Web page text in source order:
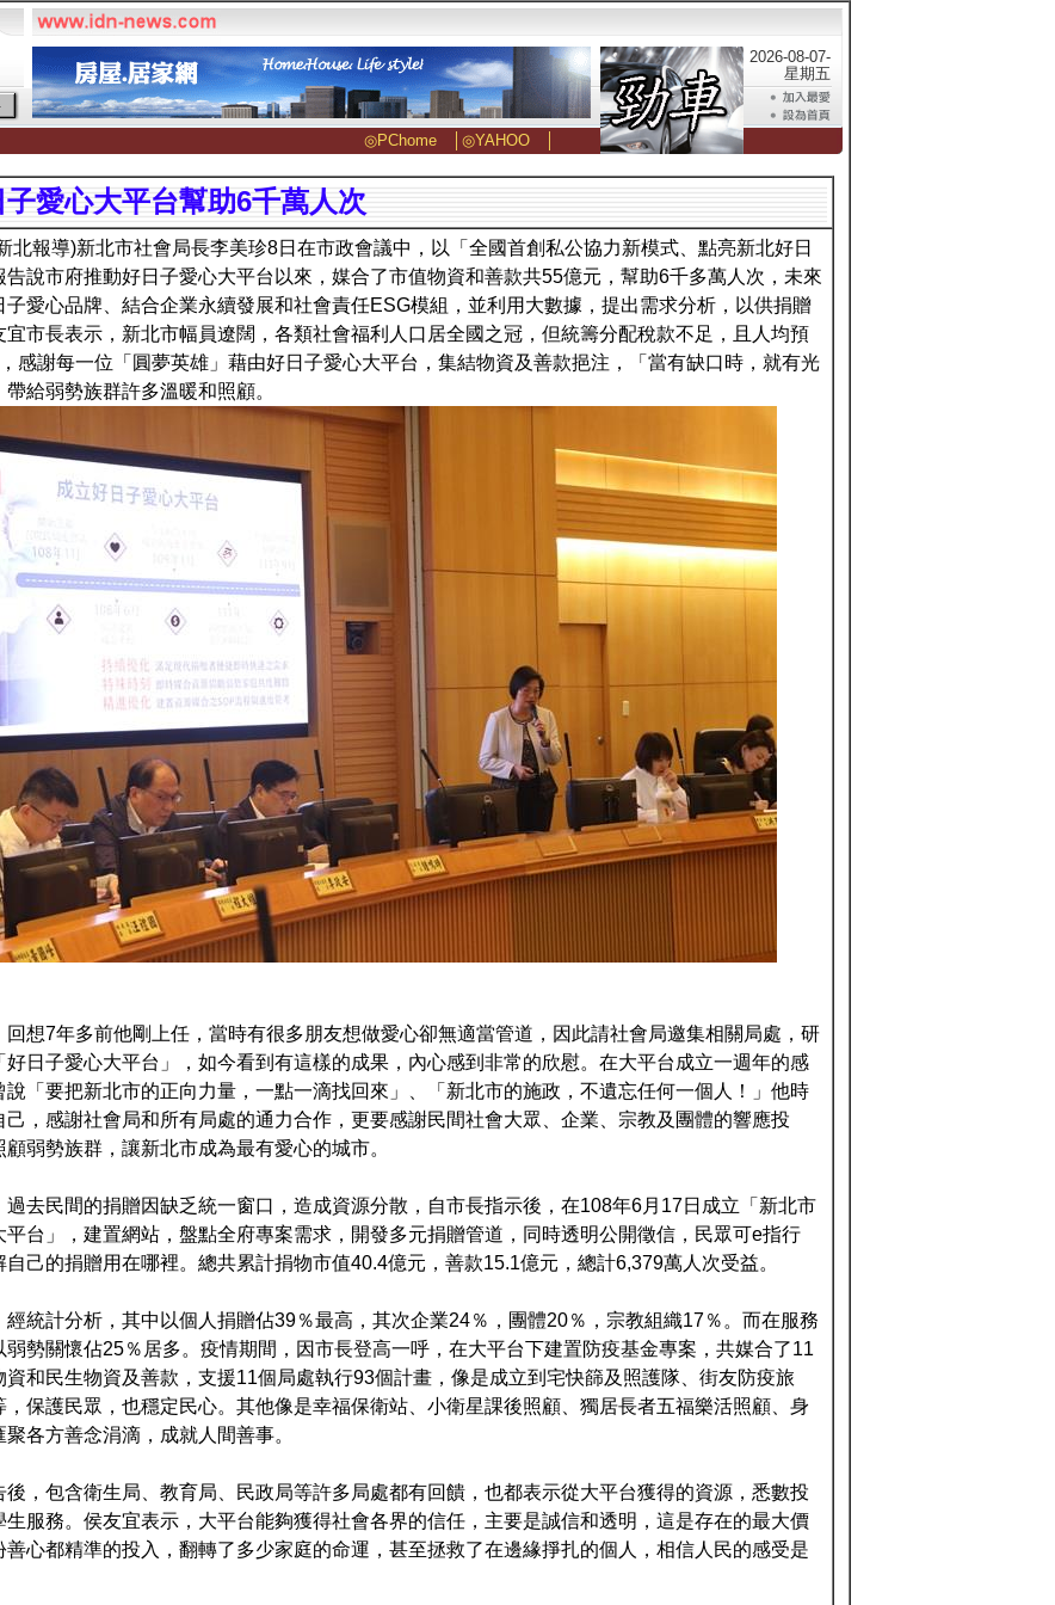
2026-08-07-
星期五
◎PChome│ ◎YAHOO│
愛心大平台幫助6千萬人次
北報導)新北市社會局長李美珍8日在市政會議中，以「全國首創私公協力新模式、點亮新北好日
告說市府推動好日子愛心大平台以來，媒合了市值物資和善款共55億元，幫助6千多萬人次，未來
子愛心品牌、結合企業永續發展和社會責任ESG模組，並利用大數據，提出需求分析，以供捐贈
宜市長表示，新北市幅員遼闊，各類社會福利人口居全國之冠，但統籌分配稅款不足，且人均預
感謝每一位「圓夢英雄」藉由好日子愛心大平台，集結物資及善款挹注，「當有缺口時，就有光
給弱勢族群許多溫暖和照顧。
回想7年多前他剛上任，當時有很多朋友想做愛心卻無適當管道，因此請社會局邀集相關局處，研
好日子愛心大平台」，如今看到有這樣的成果，內心感到非常的欣慰。在大平台成立一週年的感
說「要把新北市的正向力量，一點一滴找回來」、「新北市的施政，不遺忘任何一個人！」他時
己，感謝社會局和所有局處的通力合作，更要感謝民間社會大眾、企業、宗教及團體的響應投
顧弱勢族群，讓新北市成為最有愛心的城市。
過去民間的捐贈因缺乏統一窗口，造成資源分散，自市長指示後，在108年6月17日成立「新北市
平台」，建置網站，盤點全府專案需求，開發多元捐贈管道，同時透明公開徵信，民眾可e指行
自己的捐贈用在哪裡。總共累計捐物市值40.4億元，善款15.1億元，總計6,379萬人次受益。
經統計分析，其中以個人捐贈佔39％最高，其次企業24％，團體20％，宗教組織17％。而在服務
弱勢關懷佔25％居多。疫情期間，因市長登高一呼，在大平台下建置防疫基金專案，共媒合了11
資和民生物資及善款，支援11個局處執行93個計畫，像是成立到宅快篩及照護隊、街友防疫旅
，保護民眾，也穩定民心。其他像是幸福保衛站、小衛星課後照顧、獨居長者五福樂活照顧、身
各方善念涓滴，成就人間善事。
後，包含衛生局、教育局、民政局等許多局處都有回饋，也都表示從大平台獲得的資源，悉數投
生服務。侯友宜表示，大平台能夠獲得社會各界的信任，主要是誠信和透明，這是存在的最大價
善心都精準的投入，翻轉了多少家庭的命運，甚至拯救了在邊緣掙扎的個人，相信人民的感受是